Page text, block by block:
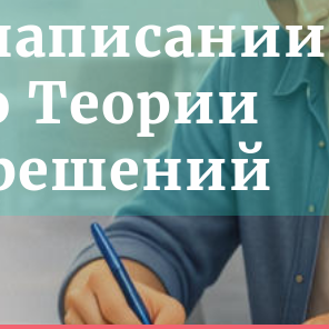
Теории